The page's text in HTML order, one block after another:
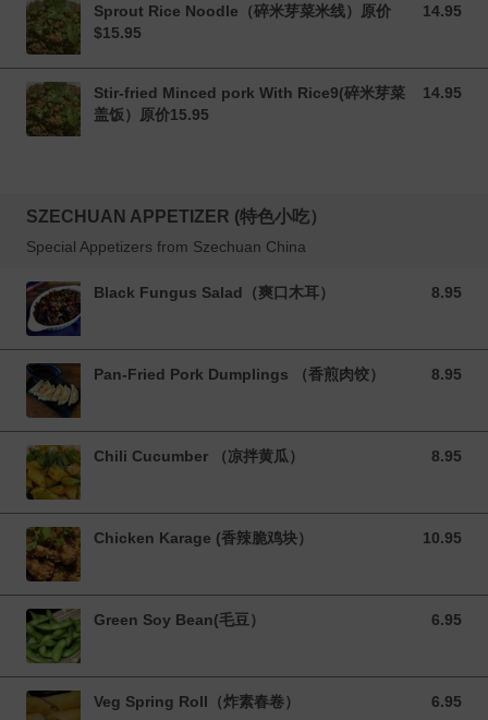
Sprout Rice Noodle（碎米芽菜米线）原价
$15.95
14.95
14.95 CAD
Stir-fried Minced pork With Rice9(碎米芽菜
盖饭）原价15.95
14.95
14.95 CAD
SZECHUAN APPETIZER (特色小吃）
Special Appetizers from Szechuan China
Black Fungus Salad（爽口木耳） 8.95
8.95 CAD
Pan-Fried Pork Dumplings （香煎肉饺） 8.95
8.95 CAD
Chili Cucumber （凉拌黄瓜） 8.95
8.95 CAD
Chicken Karage (香辣脆鸡块） 10.95
10.95 CAD
Green Soy Bean(毛豆） 6.95
6.95 CAD
Veg Spring Roll（炸素春卷） 6.95
6.95 CAD